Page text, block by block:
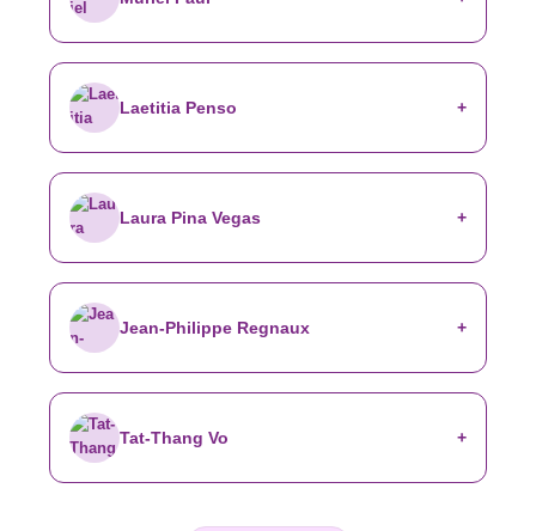
Laetitia Penso
Laura Pina Vegas
Jean-Philippe Regnaux
Tat-Thang Vo